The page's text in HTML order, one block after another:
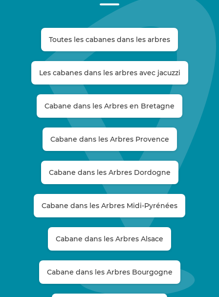
Toutes les cabanes dans les arbres
Les cabanes dans les arbres avec jacuzzi
Cabane dans les Arbres en Bretagne
Cabane dans les Arbres Provence
Cabane dans les Arbres Dordogne
Cabane dans les Arbres Midi-Pyrénées
Cabane dans les Arbres Alsace
Cabane dans les Arbres Bourgogne